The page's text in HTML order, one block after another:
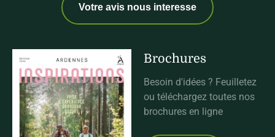
Votre avis nous interesse
Brochures
Besoin d'idées ? Feuilletez
ou téléchargez toutes nos
brochures en ligne